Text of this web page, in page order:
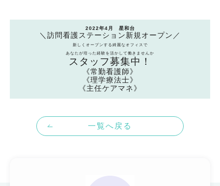
2022年4月 星和台
＼訪問看護ステーション新規オープン／
新しくオープンする綺麗なオフィスで
あなたが培った経験を活かして働きませんか
スタッフ募集中！
《常勤看護師》
《理学療法士》
《主任ケアマネ》
一覧へ戻る